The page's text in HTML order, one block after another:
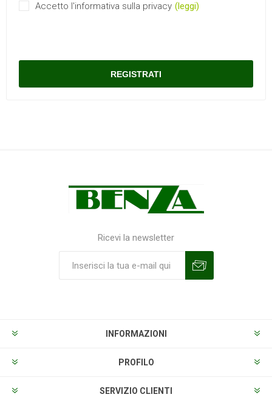
Accetto l'informativa sulla privacy (leggi)
Ricevi la newsletter
INFORMAZIONI
PROFILO
SERVIZIO CLIENTI